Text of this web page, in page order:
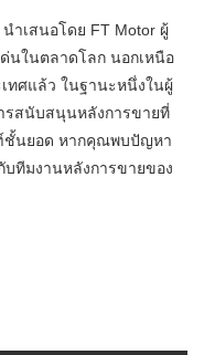
ำเสนอโดย FT Motor ผู้
นในตลาดโลก นอกเหนือ
ทศแล้ว ในฐานะหนึ่งในผู้
รสนับสนุนหลังการขายที่
ชั้นยอด หากคุณพบปัญหา
ทีมงานหลังการขายของ